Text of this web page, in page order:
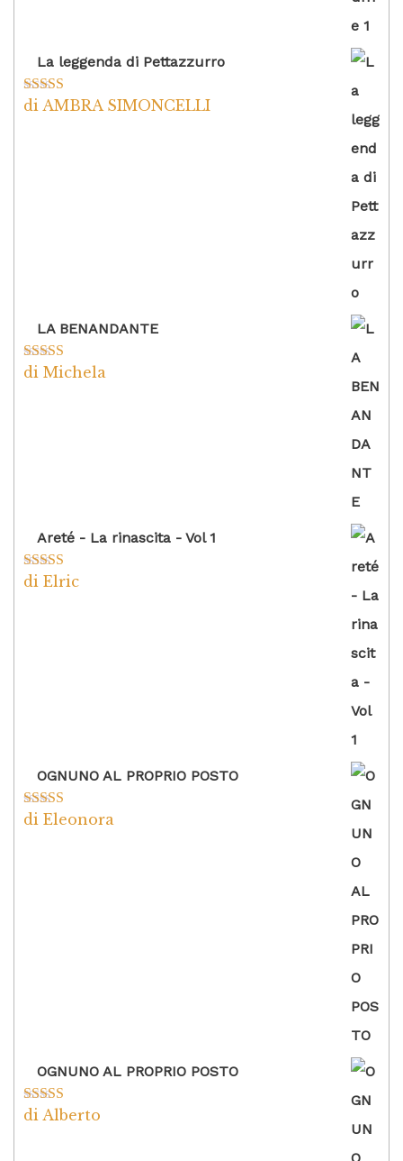
La leggenda di Pettazzurro
Valutato5su
di AMBRA SIMONCELLI
LA BENANDANTE
Valutato5su
di Michela
Areté - La rinascita - Vol 1
Valutato5
di Elric
OGNUNO AL PROPRIO POSTO
Valutato5su
di Eleonora
OGNUNO AL PROPRIO POSTO
Valutato5su
di Alberto